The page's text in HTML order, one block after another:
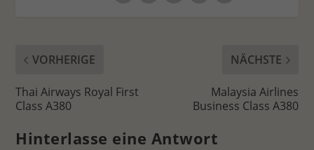
VORHERIGE
Thai Airways Royal First
Class A380
NÄCHSTE
Malaysia Airlines
Business Class A380
Hinterlasse eine Antwort
Essenzielle Cookies ermöglichen grundlegende Funktionen und sind für
Cookie-Informationen anzeigen